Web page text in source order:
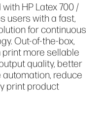
HP Latex 700 /
users with a fast,
for continuous
Out-of-the-box,
more sellable
quality, better
reduce
print product